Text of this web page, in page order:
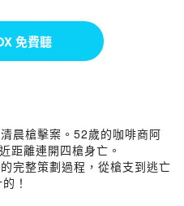
免費聽
晨槍擊案。52歲的咖啡商阿
距離連開四槍身亡。
完整策劃過程，從槍支到逃亡
！